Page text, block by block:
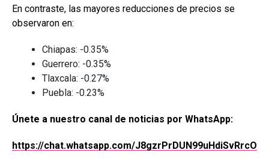
En contraste, las mayores reducciones de precios se
observaron en:
Chiapas: -0.35%
Guerrero: -0.35%
Tlaxcala: -0.27%
Puebla: -0.23%
Únete a nuestro canal de noticias por WhatsApp:
https://chat.whatsapp.com/J8gzrPrDUN99uHdiSvRrcO